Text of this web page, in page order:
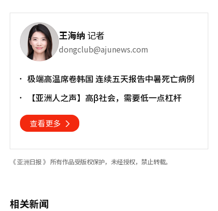
王海纳 记者
dongclub@ajunews.com
极端高温席卷韩国 连续五天报告中暑死亡病例
【亚洲人之声】高β社会，需要低一点杠杆
查看更多
《 亚洲日报 》 所有作品受版权保护，未经授权，禁止转载。
相关新闻